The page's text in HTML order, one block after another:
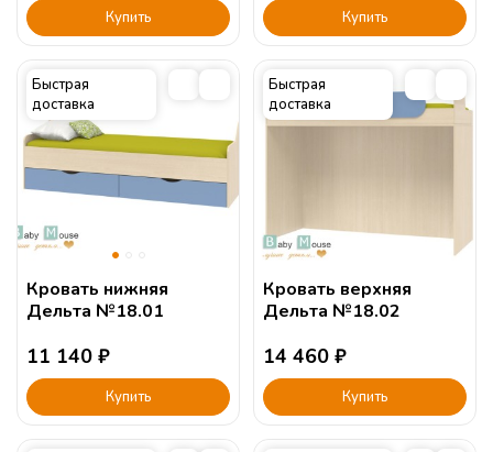
Купить Купить
Быстрая
доставка
Кровать нижняя
Дельта №18.01
11 140 ₽
Купить
Быстрая
доставка
Кровать верхняя
Дельта №18.02
14 460 ₽
Купить